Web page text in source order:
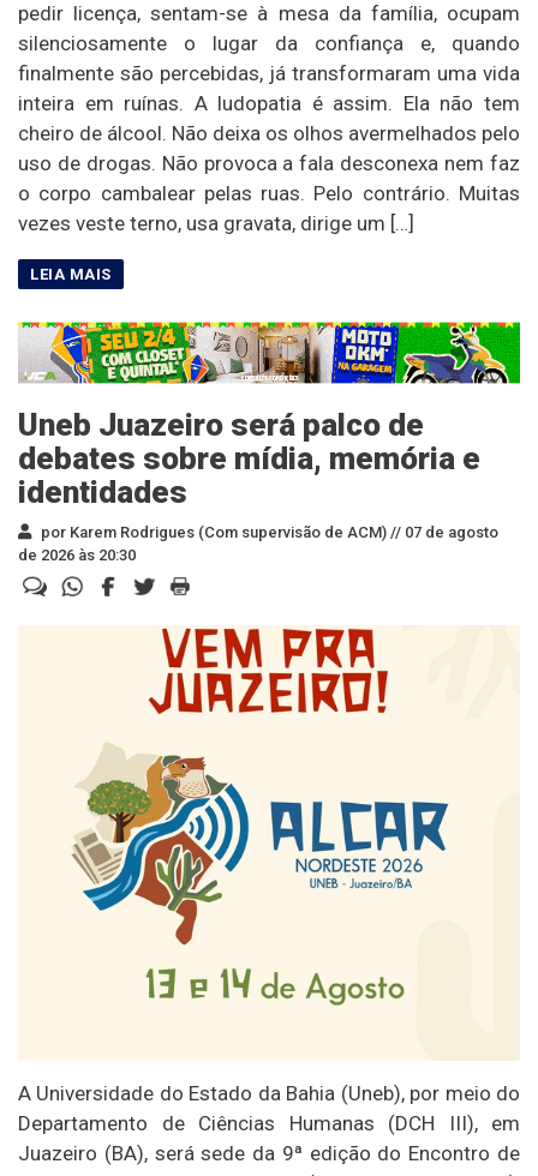
pedir licença, sentam-se à mesa da família, ocupam
silenciosamente o lugar da confiança e, quando
finalmente são percebidas, já transformaram uma vida
inteira em ruínas. A ludopatia é assim. Ela não tem
cheiro de álcool. Não deixa os olhos avermelhados pelo
uso de drogas. Não provoca a fala desconexa nem faz
o corpo cambalear pelas ruas. Pelo contrário. Muitas
vezes veste terno, usa gravata, dirige um […]
Uneb Juazeiro será palco de
debates sobre mídia, memória e
identidades
por Karem Rodrigues (Com supervisão de ACM) // 07 de agosto
de 2026 às 20:30
A Universidade do Estado da Bahia (Uneb), por meio do
Departamento de Ciências Humanas (DCH III), em
Juazeiro (BA), será sede da 9ª edição do Encontro de